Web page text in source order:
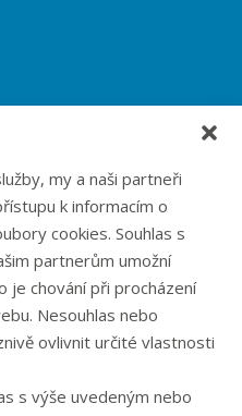
my a naši partneři
k informacím o
cookies. Souhlas s
partnerům umožní
je chování při procházení
Nesouhlas nebo
ovlivnit určité vlastnosti
s výše uvedeným nebo